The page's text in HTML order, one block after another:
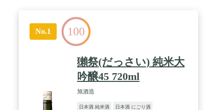
No.1 100
獺祭(だっさい) 純米大
吟醸45 720ml
旭酒造
日本酒 純米酒 日本酒 にごり酒